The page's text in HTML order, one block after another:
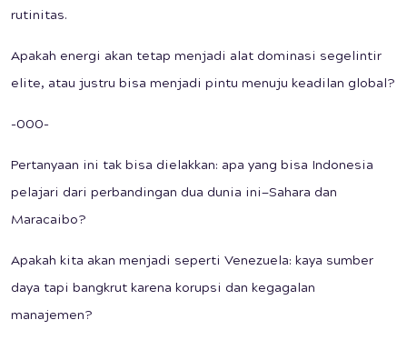
rutinitas.
Apakah energi akan tetap menjadi alat dominasi segelintir
elite, atau justru bisa menjadi pintu menuju keadilan global?
-000-
Pertanyaan ini tak bisa dielakkan: apa yang bisa Indonesia
pelajari dari perbandingan dua dunia ini—Sahara dan
Maracaibo?
Apakah kita akan menjadi seperti Venezuela: kaya sumber
daya tapi bangkrut karena korupsi dan kegagalan
manajemen?